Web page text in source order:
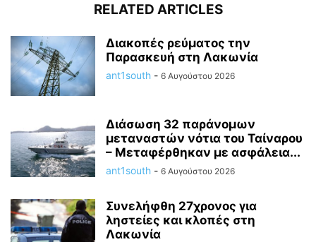
RELATED ARTICLES
Διακοπές ρεύματος την
Παρασκευή στη Λακωνία
ant1south - 6 Αυγούστου 2026
Διάσωση 32 παράνομων
μεταναστών νότια του Ταίναρου
– Μεταφέρθηκαν με ασφάλεια...
ant1south - 6 Αυγούστου 2026
Συνελήφθη 27χρονος για
ληστείες και κλοπές στη
Λακωνία